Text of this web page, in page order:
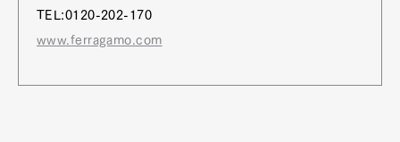
TEL:0120-202-170
www.ferragamo.com